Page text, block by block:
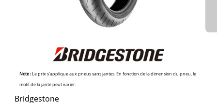
Note :Le prix s'applique aux pneus sans jantes. En fonction de la dimension du pneu, le
motif de la jante peut varier.
Bridgestone